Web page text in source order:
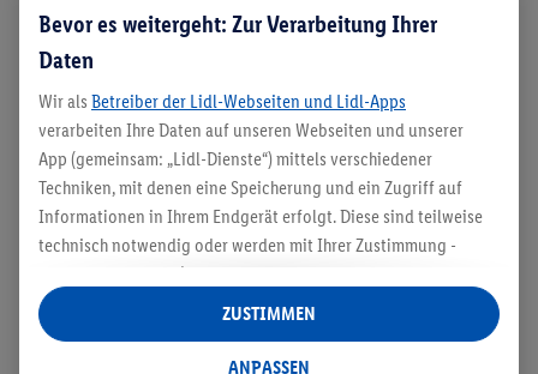
Das erste Paar Schuhe kaufen
– worauf zu achten ist
Sobald die ersten Schritte gelingen, wird dein Kind
sicherlich auch draußen immer weniger im
Kinderwagensitzen wollen. Um deinem Baby das
Laufenlernen zu erleichtern, sindSchuhe mit weicher
Sohlewichtig, die die natürliche Abrollbewegung des
Fußes nicht behindern. Drinnen solltest du dein Baby
so oft wie möglich barfuß laufen
lassen. Bei glatten
Böden und wenn es kalt ist, eignen sich
Bevor es weitergeht: Zur Verarbeitung Ihrer
Daten
Wir als Betreiber der Lidl-Webseiten und Lidl-Apps
verarbeiten Ihre Daten auf unseren Webseiten und unserer
App (gemeinsam: „Lidl-Dienste“) mittels verschiedener
Techniken, mit denen eine Speicherung und ein Zugriff auf
Informationen in Ihrem Endgerät erfolgt. Diese sind teilweise
technisch notwendig oder werden mit Ihrer Zustimmung -
auch durch Partner (u.a.
Verantwortliche; im Zusammenhang mit dem IAB TCF
insgesamt
Statistik-Erstellung oder für personalisierte Werbung
ANPASSEN
ZUSTIMMEN